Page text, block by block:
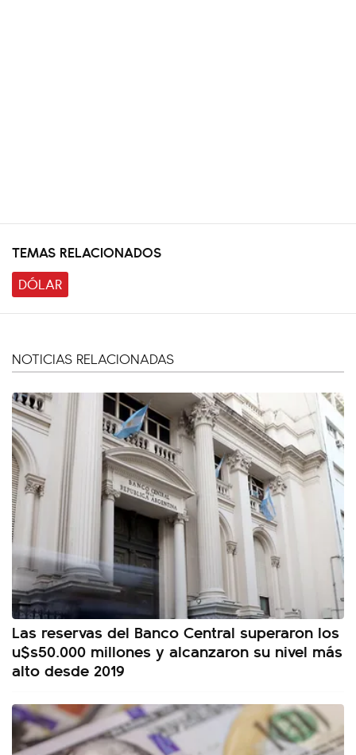
TEMAS RELACIONADOS
DÓLAR
NOTICIAS RELACIONADAS
Las reservas del Banco Central superaron los
u$s50.000 millones y alcanzaron su nivel más
alto desde 2019